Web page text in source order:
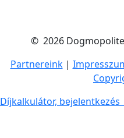
© 2026
Partnereink|
Díjkalkulátor, bejelentkezés